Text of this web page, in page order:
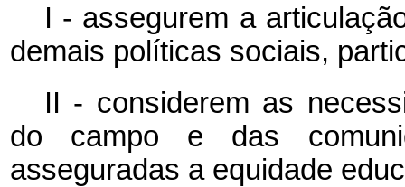
I - assegurem a
demais políticas sociais,
II - considerem as
do campo e das
asseguradas a equidade